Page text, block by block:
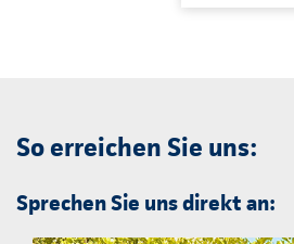
So erreichen Sie uns:
Sprechen Sie uns direkt an: